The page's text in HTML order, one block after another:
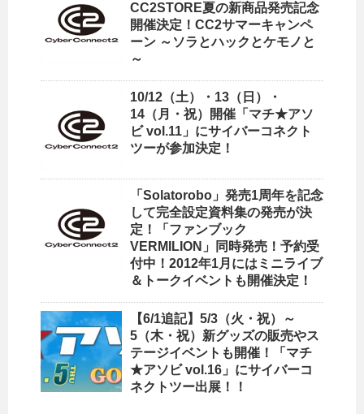
CC2STORE夏の新商品発売記念
開催決定！CC2サマーキャンペ
ーン ～ソラとハックとケモノと
～
10/12（土）・13（日）・
14（月・祝）開催「マチ★アソ
ビ vol.11」にサイバーコネクト
ツーが参加決定！
「Solatorobo」発売1周年を記念
して完全設定資料集の発売が決
定！「ファンブック
VERMILION」同時発売！予約受
付中！2012年1月にはミニライブ
＆トークイベントも開催決定！
【6/1追記】5/3（火・祝）～
5（木・祝）新グッズの販売やス
テージイベントも開催！「マチ
★アソビ vol.16」にサイバーコ
ネクトツー出展！！